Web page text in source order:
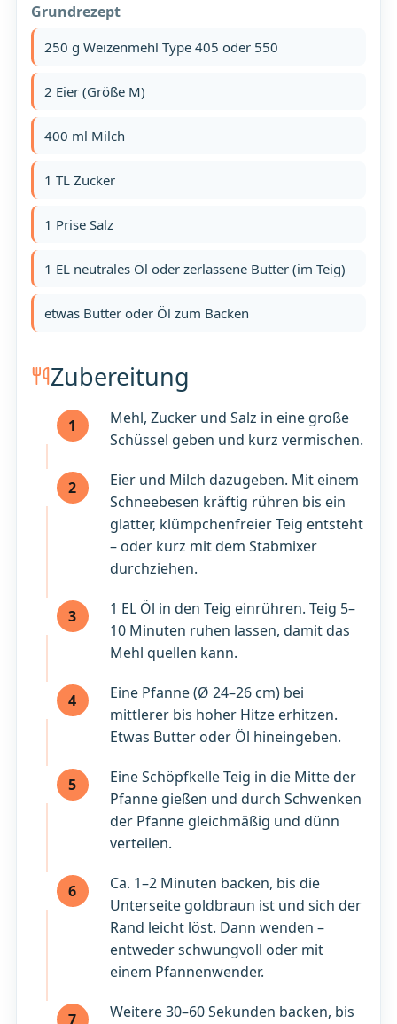
Grundrezept
250 g Weizenmehl Type 405 oder 550
2 Eier (Größe M)
400 ml Milch
1 TL Zucker
1 Prise Salz
1 EL neutrales Öl oder zerlassene Butter (im Teig)
etwas Butter oder Öl zum Backen
Zubereitung
1
Mehl, Zucker und Salz in eine große
Schüssel geben und kurz vermischen.
2
Eier und Milch dazugeben. Mit einem
Schneebesen kräftig rühren bis ein
glatter, klümpchenfreier Teig entsteht
– oder kurz mit dem Stabmixer
durchziehen.
3
1 EL Öl in den Teig einrühren. Teig 5–
10 Minuten ruhen lassen, damit das
Mehl quellen kann.
4
Eine Pfanne (Ø 24–26 cm) bei
mittlerer bis hoher Hitze erhitzen.
Etwas Butter oder Öl hineingeben.
5
Eine Schöpfkelle Teig in die Mitte der
Pfanne gießen und durch Schwenken
der Pfanne gleichmäßig und dünn
verteilen.
6
Ca. 1–2 Minuten backen, bis die
Unterseite goldbraun ist und sich der
Rand leicht löst. Dann wenden –
entweder schwungvoll oder mit
einem Pfannenwender.
7
Weitere 30–60 Sekunden backen, bis